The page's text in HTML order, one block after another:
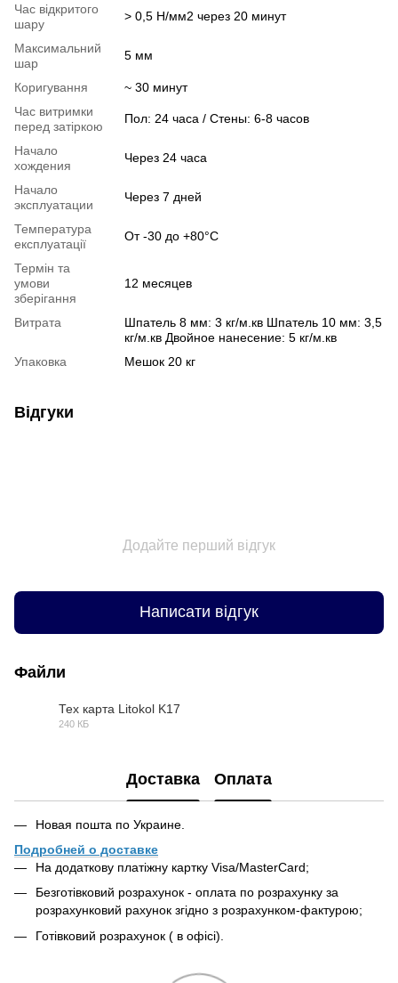
Час відкритого
шару
> 0,5 Н/мм2 через 20 минут
Максимальний
шар
5 мм
Коригування
~ 30 минут
Час витримки
перед затіркою
Пол: 24 часа / Стены: 6-8 часов
Начало
хождения
Через 24 часа
Начало
эксплуатации
Через 7 дней
Температура
експлуатації
От -30 до +80°C
Термін та
умови
зберігання
12 месяцев
Витрата
Шпатель 8 мм: 3 кг/м.кв Шпатель 10 мм: 3,5
кг/м.кв Двойное нанесение: 5 кг/м.кв
Упаковка
Мешок 20 кг
Відгуки
Додайте перший відгук
Написати відгук
Файли
Тех карта Litokol K17
240 КБ
Доставка Оплата
Новая пошта по Украине.
Подробней о доставке
На додаткову платіжну картку Visa/MasterCard;
Безготівковий розрахунок - оплата по розрахунку за
розрахунковий рахунок згідно з розрахунком-фактурою;
Готівковий розрахунок ( в офісі).